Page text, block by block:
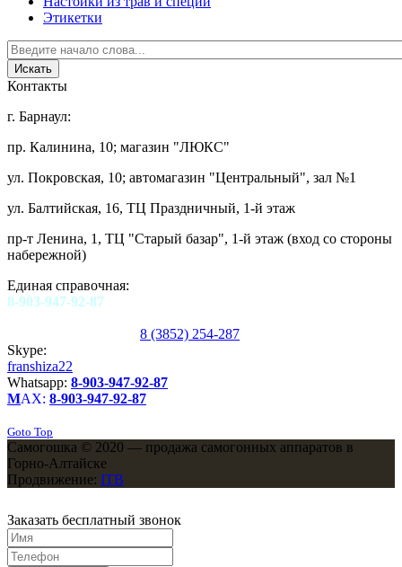
Этикетки
Контакты
г. Барнаул:
пр. Калинина, 10; магазин "ЛЮКС"
ул. Покровская, 10; автомагазин "Центральный", зал №1
ул. Балтийская, 16, ТЦ Праздничный, 1-й этаж
пр-т Ленина, 1, ТЦ "Старый базар", 1-й этаж (вход со стороны
набережной)
Единая справочная:
8-903-947-92-87
8 (3852) 254-287
Skype:
franshiza22
Whatsapp: 8-903-947-92-87
MAX: 8-903-947-92-87
Goto Top
Самогошка © 2020 — продажа самогонных аппаратов в
Горно-Алтайске
Продвижение: ITB
Заказать бесплатный звонок